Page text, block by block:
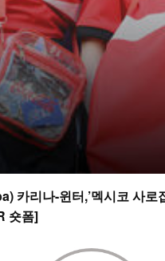
카리나-윈터,’멕시코 사로
숏폼]